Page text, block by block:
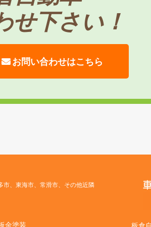
せ下さい！
お問い合わせはこちら
市、東海市、常滑市、その他近隣
金塗装 板倉